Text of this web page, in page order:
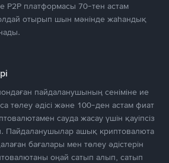
P2P платформасы 70-тен астам
отырып шын мәнінде жаһандық
пайдаланушының сеніміне ие
төлеу әдісі және 100-ден астам фиат
сауда жасау үшін қауіпсіз
Пайдаланушылар ашық криптовалюта
бағалары мен төлеу әдістерін
оңай сатып алып, сатып